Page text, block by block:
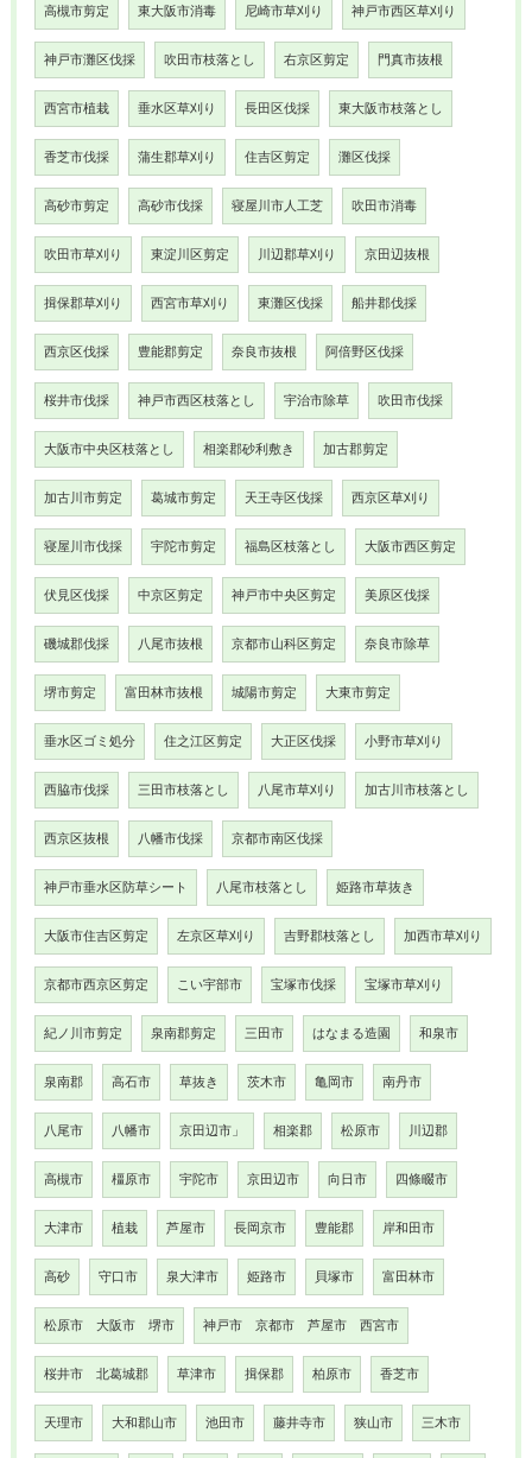
高槻市剪定 東大阪市消毒 尼崎市草刈り 神戸市西区草刈り
神戸市灘区伐採 吹田市枝落とし 右京区剪定 門真市抜根
西宮市植栽 垂水区草刈り 長田区伐採 東大阪市枝落とし
香芝市伐採 蒲生郡草刈り 住吉区剪定 灘区伐採
高砂市剪定 高砂市伐採 寝屋川市人工芝 吹田市消毒
吹田市草刈り 東淀川区剪定 川辺郡草刈り 京田辺抜根
揖保郡草刈り 西宮市草刈り 東灘区伐採 船井郡伐採
西京区伐採 豊能郡剪定 奈良市抜根 阿倍野区伐採
桜井市伐採 神戸市西区枝落とし 宇治市除草 吹田市伐採
大阪市中央区枝落とし 相楽郡砂利敷き 加古郡剪定
加古川市剪定 葛城市剪定 天王寺区伐採 西京区草刈り
寝屋川市伐採 宇陀市剪定 福島区枝落とし 大阪市西区剪定
伏見区伐採 中京区剪定 神戸市中央区剪定 美原区伐採
磯城郡伐採 八尾市抜根 京都市山科区剪定 奈良市除草
堺市剪定 富田林市抜根 城陽市剪定 大東市剪定
垂水区ゴミ処分 住之江区剪定 大正区伐採 小野市草刈り
西脇市伐採 三田市枝落とし 八尾市草刈り 加古川市枝落とし
西京区抜根 八幡市伐採 京都市南区伐採
神戸市垂水区防草シート 八尾市枝落とし 姫路市草抜き
大阪市住吉区剪定 左京区草刈り 吉野郡枝落とし 加西市草刈り
京都市西京区剪定 こい宇部市 宝塚市伐採 宝塚市草刈り
紀ノ川市剪定 泉南郡剪定 三田市 はなまる造園 和泉市
泉南郡 高石市 草抜き 茨木市 亀岡市 南丹市
八尾市 八幡市 京田辺市」 相楽郡 松原市 川辺郡
高槻市 橿原市 宇陀市 京田辺市 向日市 四條畷市
大津市 植栽 芦屋市 長岡京市 豊能郡 岸和田市
高砂 守口市 泉大津市 姫路市 貝塚市 富田林市
松原市 大阪市 堺市 神戸市 京都市 芦屋市 西宮市
桜井市 北葛城郡 草津市 揖保郡 柏原市 香芝市
天理市 大和郡山市 池田市 藤井寺市 狭山市 三木市